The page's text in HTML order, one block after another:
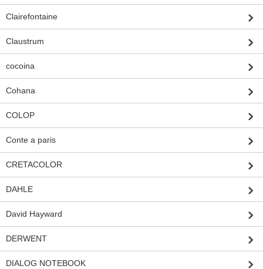
Clairefontaine
Claustrum
cocoina
Cohana
COLOP
Conte a paris
CRETACOLOR
DAHLE
David Hayward
DERWENT
DIALOG NOTEBOOK